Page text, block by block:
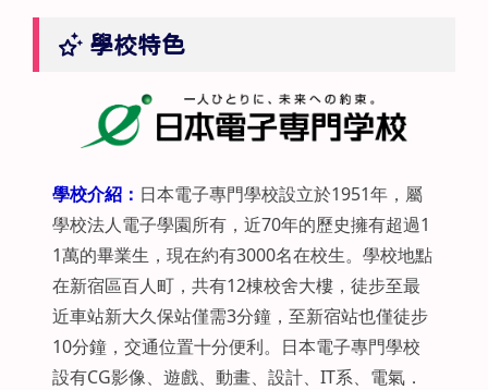
學校特色
學校介紹： 日本電子專門學校設立於1951年，屬
學校法人電子學園所有，近70年的歷史擁有超過1
1萬的畢業生，現在約有3000名在校生。學校地點
在新宿區百人町，共有12棟校舍大樓，徒步至最
近車站新大久保站僅需3分鐘，至新宿站也僅徒步
10分鐘，交通位置十分便利。日本電子專門學校
設有CG影像、遊戲、動畫、設計、IT系、電氣．